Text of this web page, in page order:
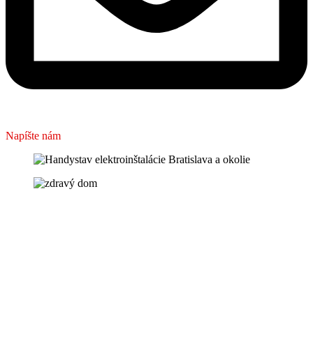
Napíšte nám